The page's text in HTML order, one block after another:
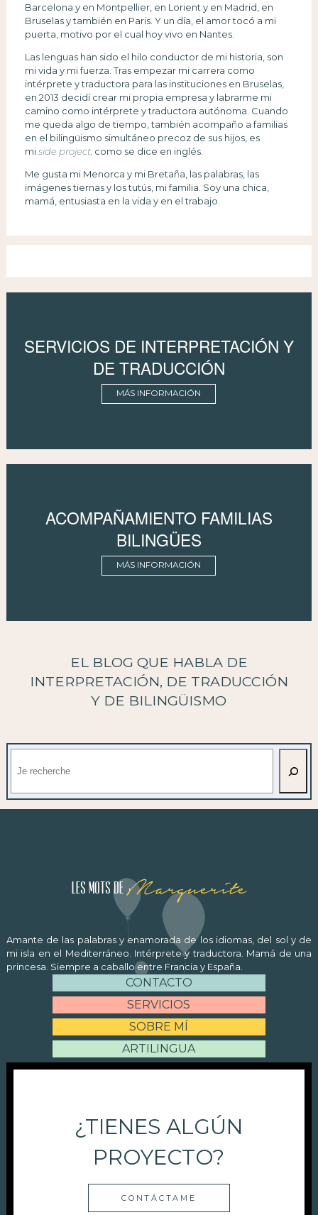
Barcelona y en Montpellier, en Lorient y en Madrid, en
Bruselas y también en Paris. Y un día, el amor tocó a mi
puerta, motivo por el cual hoy vivo en Nantes.
Las lenguas han sido el hilo conductor de mi historia, son
mi vida y mi fuerza. Tras empezar mi carrera como
intérprete y traductora para las instituciones en Bruselas,
en 2013 decidí crear mi propia empresa y labrarme mi
camino como intérprete y traductora autónoma. Cuando
me queda algo de tiempo, también acompaño a familias
en el bilingüismo simultáneo precoz de sus hijos, es
mi side project, como se dice en inglés.
Me gusta mi Menorca y mi Bretaña, las palabras, las
imágenes tiernas y los tutús, mi familia. Soy una chica,
mamá, entusiasta en la vida y en el trabajo.
SERVICIOS DE INTERPRETACIÓN Y
DE TRADUCCIÓN
MÁS INFORMACIÓN
ACOMPAÑAMIENTO FAMILIAS
BILINGÜES
MÁS INFORMACIÓN
EL BLOG QUE HABLA DE
INTERPRETACIÓN, DE TRADUCCIÓN
Y DE BILINGÜISMO
Les mots de Marguerite
Amante de las palabras y enamorada de los idiomas, del sol y de
mi isla en el Mediterráneo. Intérprete y traductora. Mamá de una
princesa. Siempre a caballo entre Francia y España.
CONTACTO
SERVICIOS
SOBRE MÍ
ARTILINGUA
¿TIENES ALGÚN
PROYECTO?
CONTÁCTAME